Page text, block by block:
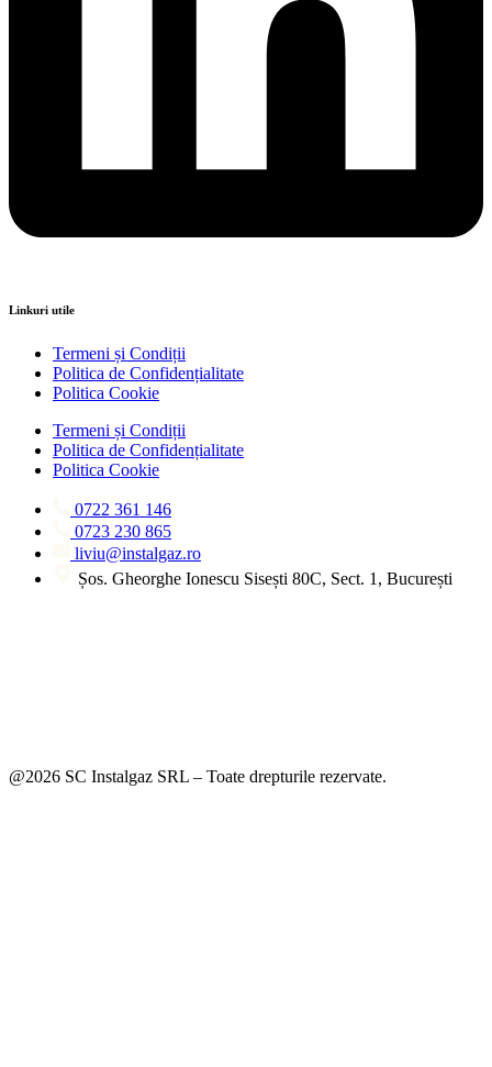
Linkuri utile
Termeni și Condiții
Politica de Confidențialitate
Politica Cookie
Termeni și Condiții
Politica de Confidențialitate
Politica Cookie
0722 361 146
0723 230 865
liviu@instalgaz.ro
Șos. Gheorghe Ionescu Sisești 80C, Sect. 1, București
@2026 SC Instalgaz SRL – Toate drepturile rezervate.